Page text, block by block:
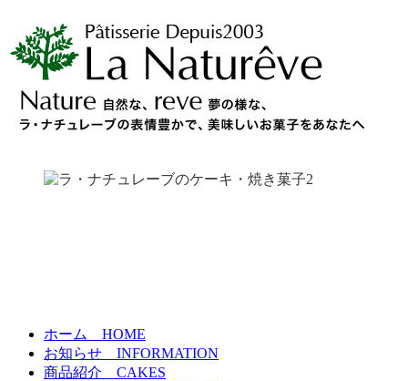
ホーム HOME
お知らせ INFORMATION
商品紹介 CAKES